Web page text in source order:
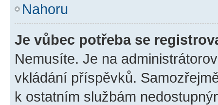
Nahoru
Je vůbec potřeba se
Nemusíte. Je na
vkládání příspěvků.
k ostatním službám